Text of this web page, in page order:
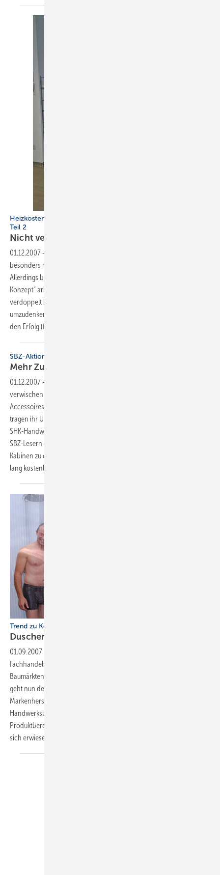
Heizkostenspar-Konzept: Aufträge, die richtig Laune machen,
Teil 2
Nicht verkaufen, sondern kaufen
01.12.2007 -
besonders mit ertragreichen, haben noch viele Handwerksbetriebe.
Allerdings bestätigen SHK-Unternehmer, die mit dem „Heizkostenspar-
Konzept“ arbeiten, dass sich ihre Freude inzwischen mehr als
verdoppelt hat, genauso wie der Auftragswert. Wer bereit ist,
umzudenken und sein Handeln entsprechend zu ändern, der kann
den Erfolg (fast) nicht
SBZ-Aktion: Jetzt vier Wochen kostenlos testen
Mehr Zusatzumsatz mit
01.12.2007 -
verwischen immer mehr. Aldi, Lidl & Co. bieten ­Armaturen und Bad-
Accessoires, Drogeriemärkte handeln mit Badmöbeln. Die Baumärkte
tragen ihr Übriges zur Verschärfung des Wettbewerbs bei. Doch auch
SHK-Handwerksbetriebe können ihre Geschäftsfelder erweitern. Um
SBZ-Lesern ei­nen persönlichen Einblick in das Geschäft mit Infrarot-
Kabinen zu ­ermöglichen, ­können Sie dieses Produkt jetzt vier Wochen
lang ­kostenlos
Trend zu Kopfbrausen ungebrochen
Duscherlebnisse helfen besser zu
01.09.2007
Fachhandelsschiene immer schwieriger der Billiganbieter-Allianz von
Baumärkten und Discountern entgegenzuwirken. ­Erfreulicherweise
geht nun der Trend aber wieder in Richtung Qualitätsprodukte. Die
Markenhersteller haben sich einiges einfallen lassen, damit die
Handwerksbetriebe wieder bessere Umsätze in diesem
Produktbereich erzielen können. Als effektivste Verkaufsförderung hat
sich erwiesen, wenn Sie Ihren Kunden probeduschen